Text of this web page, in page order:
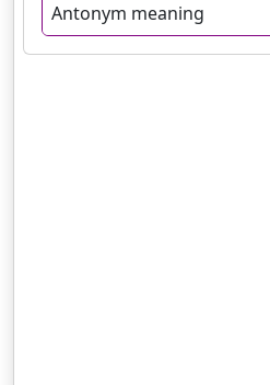
Antonym meaning